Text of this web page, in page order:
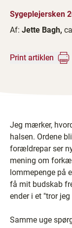
Sygeplejersken
Af: Jette Bagh,
Print artiklen
Jeg mærker,
halsen. Ordene
forældrepar ser
mening om
lommepenge på
få mit budskab
ender i et "tror
Samme uge